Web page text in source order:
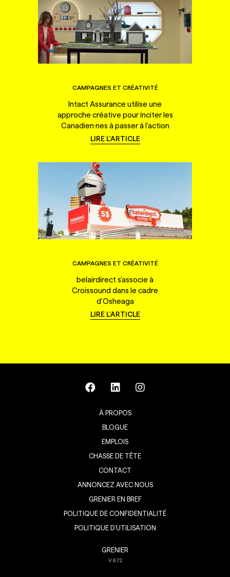
CAMPAGNES ET CRÉATIVITÉ
Intact Assurance utilise une
approche créative pour inciter les
Canadien·nes à passer à l'action
LIRE L'ARTICLE
CAMPAGNES ET CRÉATIVITÉ
belairdirect s'associe à
Croissound dans le cadre
d'Osheaga
LIRE L'ARTICLE
À PROPOS
BLOGUE
EMPLOIS
CHASSE DE TÊTE
CONTACT
ANNONCEZ AVEC NOUS
GRENIER EN BREF
POLITIQUE DE CONFIDENTIALITÉ
POLITIQUE D’UTILISATION
GRENIER
V8.7.2